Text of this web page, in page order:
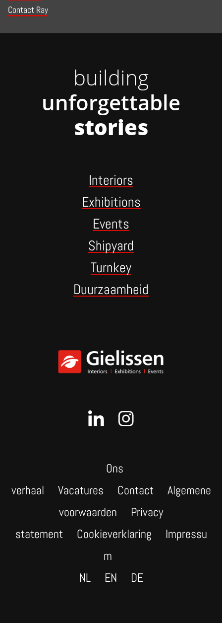
Contact Ray
building
unforgettable
stories
Interiors
Exhibitions
Events
Shipyard
Turnkey
Duurzaamheid
Ons
verhaal
Vacatures Contact
Algemene
voorwaarden
Privacy
statement
Cookieverklaring
Impressu
m
NL
EN DE